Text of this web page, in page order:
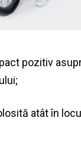
pozitiv
atât în